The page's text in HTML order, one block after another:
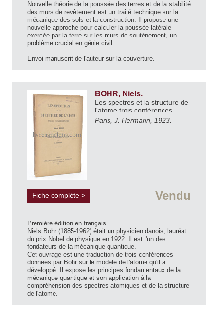
Nouvelle théorie de la poussée des terres et de la stabilité
des murs de revêtement est un traité technique sur la
mécanique des sols et la construction. Il propose une
nouvelle approche pour calculer la poussée latérale
exercée par la terre sur les murs de soutènement, un
problème crucial en génie civil.
Envoi manuscrit de l'auteur sur la couverture.
BOHR, Niels.
Les spectres et la structure de
l'atome trois conférences.
Paris, J. Hermann, 1923.
Fiche complète > Vendu
Première édition en français.
Niels Bohr (1885-1962) était un physicien danois, lauréat
du prix Nobel de physique en 1922. Il est l'un des
fondateurs de la mécanique quantique.
Cet ouvrage est une traduction de trois conférences
données par Bohr sur le modèle de l'atome qu'il a
développé. Il expose les principes fondamentaux de la
mécanique quantique et son application à la
compréhension des spectres atomiques et de la structure
de l'atome.